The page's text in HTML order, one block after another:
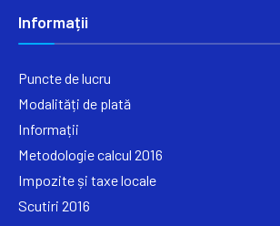
Informații
Puncte de lucru
Modalități de plată
Informații
Metodologie calcul 2016
Impozite și taxe locale
Scutiri 2016